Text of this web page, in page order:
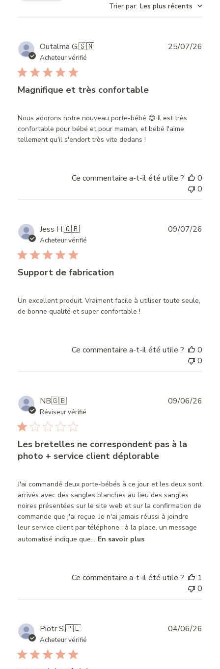
Trier par: Les plus récents
Outalma G.🇸🇳
Acheteur vérifié
Magnifique et très confortable
Nous adorons notre nouveau porte-bébé 😊 Il est très
confortable pour bébé et pour maman, et bébé l'aime
tellement qu'il s'endort très vite dedans !
25/07/26
Ce commentaire a-t-il été utile ?
0
0
Jess H.🇬🇧
Acheteur vérifié
Support de fabrication
Un excellent produit. Vraiment facile à utiliser toute seule,
de bonne qualité et super confortable !
09/07/26
Ce commentaire a-t-il été utile ?
0
0
NB🇬🇧
Réviseur vérifié
Les bretelles ne correspondent pas à la
photo + service client déplorable
J'ai commandé deux porte-bébés à ce jour et les deux sont
arrivés avec des sangles blanches au lieu des sangles
noires présentées sur le site web et sur la confirmation de
commande que j'ai reçue. Je n'ai jamais réussi à joindre
leur service client par téléphone ; à la place, un message
automatisé indique que... En savoir plus
09/06/26
Ce commentaire a-t-il été utile ?
1
0
Piotr S.🇵🇱
Acheteur vérifié
04/06/26